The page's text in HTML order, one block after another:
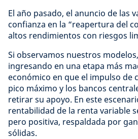
El año pasado, el anuncio de las
confianza en la “reapertura del
altos rendimientos con riesgos
Si observamos nuestros
ingresando en una etapa más
económico en que el impulso de
pico máximo y los bancos
retirar su apoyo. En este
rentabilidad de la renta variable
pero positiva, respaldada por
sólidas.